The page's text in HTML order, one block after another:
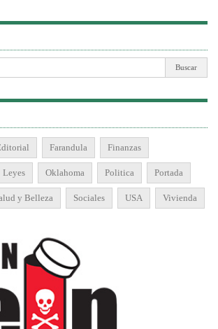
Farandula Finanzas
Leyes Oklahoma Politica Portada
y Belleza Sociales USA Vivienda